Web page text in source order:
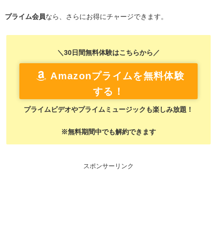
プライム会員なら、さらにお得にチャージできます。
＼30日間無料体験はこちらから／
Amazonプライムを無料体験
する！
プライムビデオやプライムミュージックも楽しみ放題！
※無料期間中でも解約できます
スポンサーリンク